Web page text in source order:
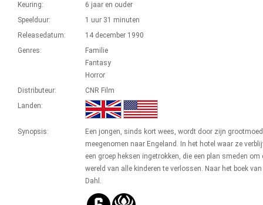
Keuring:
6 jaar en ouder
Speelduur:
1 uur 31 minuten
Releasedatum:
14 december 1990
Genres:
Familie
Fantasy
Horror
Distributeur:
CNR Film
Landen:
Synopsis:
Een jongen, sinds kort wees, wordt door zijn
meegenomen naar Engeland. In het hotel waar ze
een groep heksen ingetrokken, die een plan smeden om
wereld van alle kinderen te verlossen. Naar het boek
Dahl.